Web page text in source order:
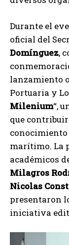
Durante el
oficial del
Domínguez,
lanzamiento
Portuaria y
Milenium“,
que
marítimo. La
académicos
Milagros
Nicolas
presentaron
iniciativa